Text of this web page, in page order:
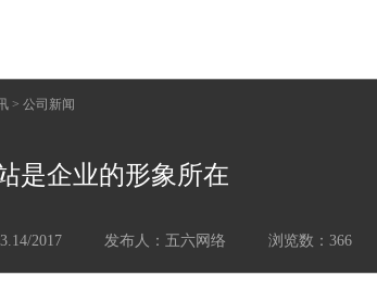
> 公司新闻
是企业的形象所在
2017 发布人：五六网络 浏览数： 366